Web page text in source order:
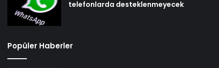
telefonlarda desteklenmeyecek
Popüler Haberler